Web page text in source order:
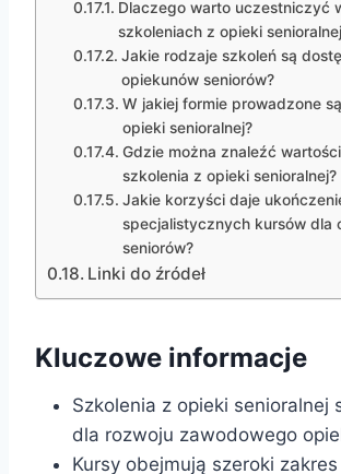
Dlaczego warto uczestniczyć
szkoleniach z opieki
Jakie rodzaje szkoleń są
opiekunów seniorów?
W jakiej formie prowadzone
opieki senioralnej?
Gdzie można znaleźć
szkolenia z opieki senioralnej?
Jakie korzyści daje
specjalistycznych kursów dla
seniorów?
Linki do źródeł
Kluczowe informacje
Szkolenia z opieki senioralnej
dla rozwoju zawodowego
Kursy obejmują szeroki